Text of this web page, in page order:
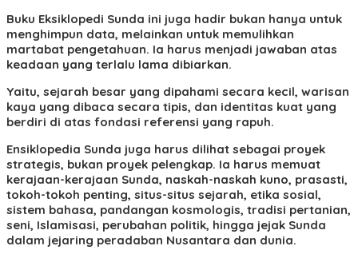
Buku Eksiklopedi Sunda ini juga hadir bukan hanya untuk
menghimpun data, melainkan untuk memulihkan
martabat pengetahuan. Ia harus menjadi jawaban atas
keadaan yang terlalu lama dibiarkan.
Yaitu, sejarah besar yang dipahami secara kecil, warisan
kaya yang dibaca secara tipis, dan identitas kuat yang
berdiri di atas fondasi referensi yang rapuh.
Ensiklopedia Sunda juga harus dilihat sebagai proyek
strategis, bukan proyek pelengkap. Ia harus memuat
kerajaan-kerajaan Sunda, naskah-naskah kuno, prasasti,
tokoh-tokoh penting, situs-situs sejarah, etika sosial,
sistem bahasa, pandangan kosmologis, tradisi pertanian,
seni, Islamisasi, perubahan politik, hingga jejak Sunda
dalam jejaring peradaban Nusantara dan dunia.